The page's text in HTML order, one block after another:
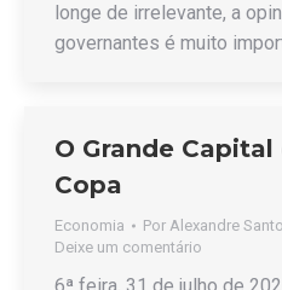
longe de irrelevante, a
governantes é muito
O Grande
Copa
Economia Por Alexandre
Deixe um comentário